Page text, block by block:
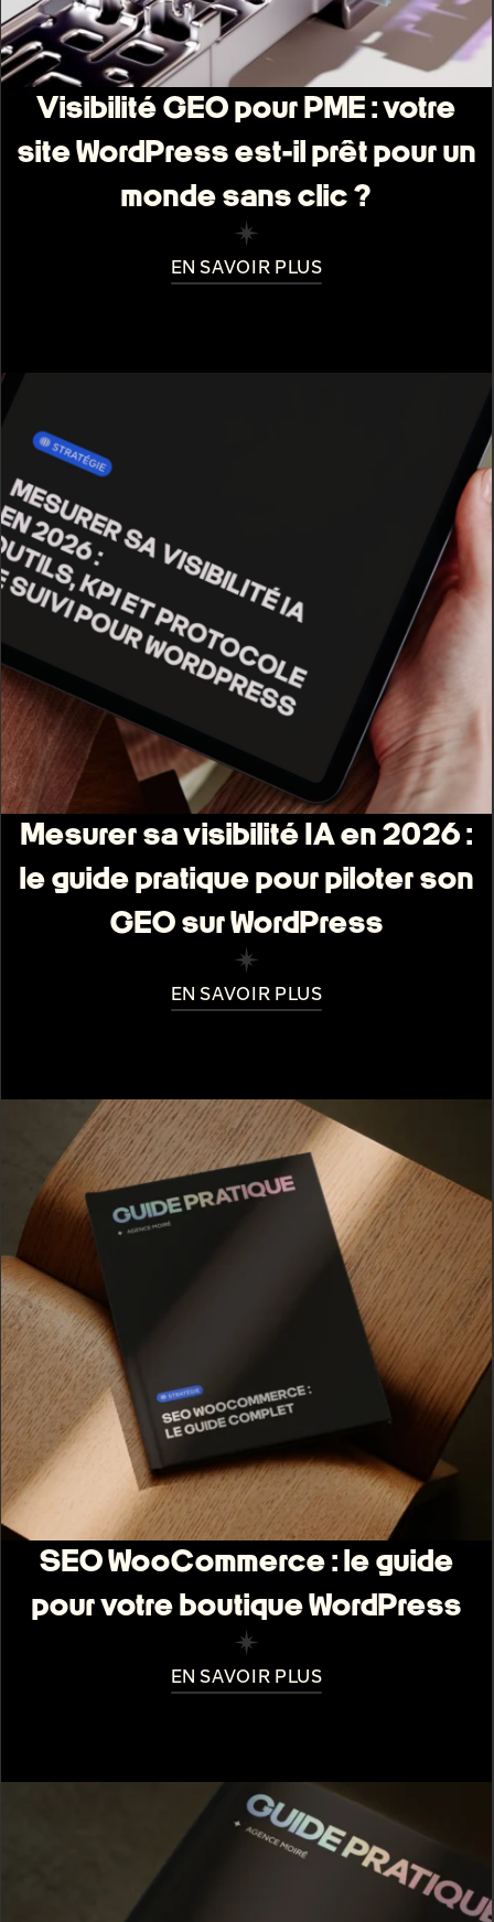
Visibilité GEO pour PME : votre
site WordPress est-il prêt pour un
monde sans clic ?
EN SAVOIR PLUS
Mesurer sa visibilité IA en 2026 :
le guide pratique pour piloter son
GEO sur WordPress
EN SAVOIR PLUS
SEO WooCommerce : le guide
pour votre boutique WordPress
EN SAVOIR PLUS